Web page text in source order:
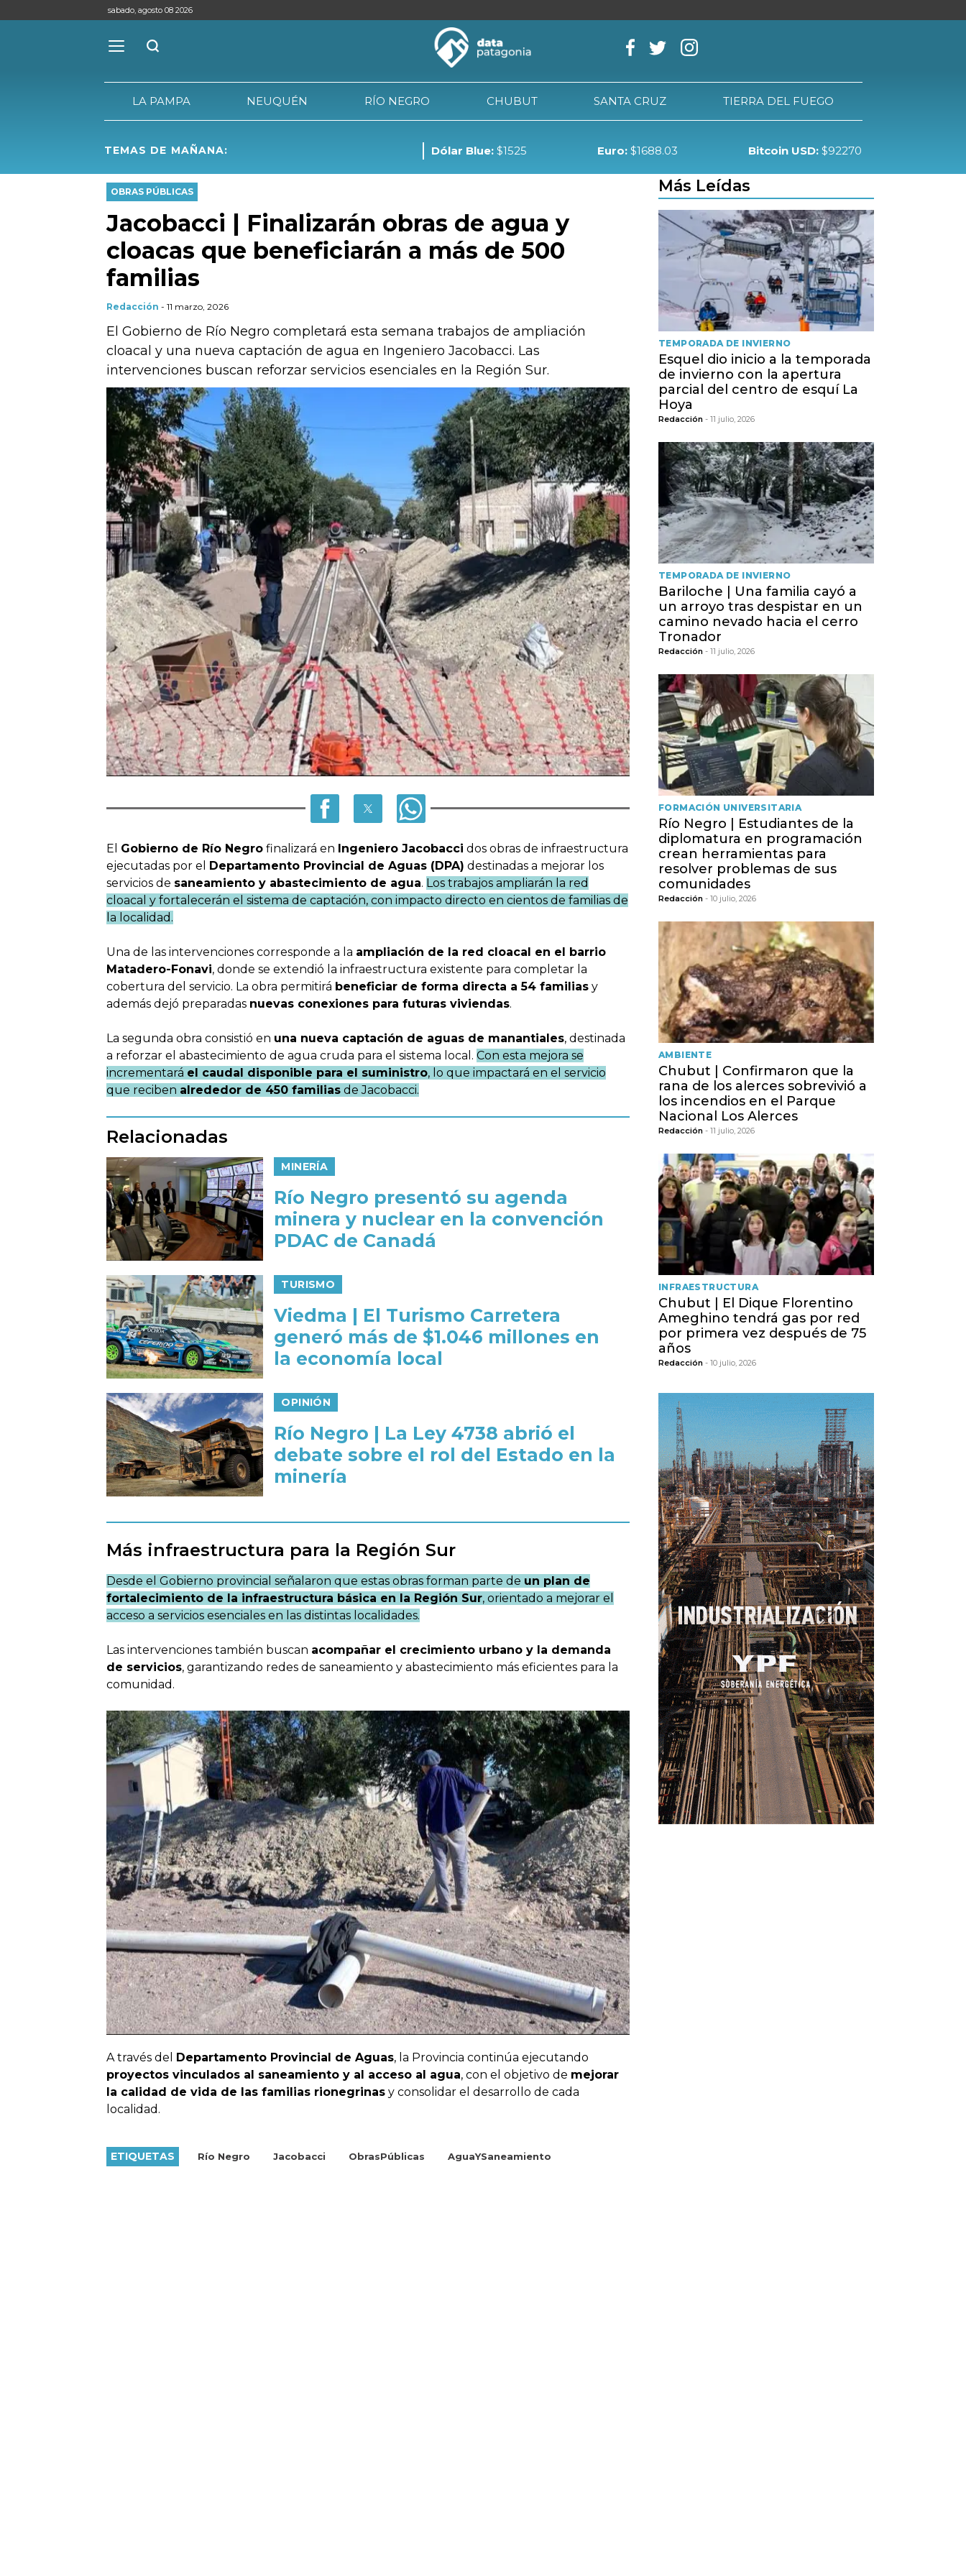
sabado, agosto 08 2026
LA PAMPA NEUQUÉN RÍO NEGRO CHUBUT SANTA CRUZ TIERRA DEL FUEGO
TEMAS DE MAÑANA: Dólar Blue: $1525 Euro: $1688.03 Bitcoin USD: $92270
RÍO NEGRO CHUBUT SANTA CRUZ TIERRA DEL FUEGO
OBRAS PÚBLICAS
Jacobacci | Finalizarán obras de agua y
cloacas que beneficiarán a más de 500
familias
Redacción - 11 marzo, 2026
El Gobierno de Río Negro completará esta semana trabajos de ampliación
cloacal y una nueva captación de agua en Ingeniero Jacobacci. Las
intervenciones buscan reforzar servicios esenciales en la Región Sur.
El Gobierno de Río Negro finalizará en Ingeniero Jacobacci dos obras de infraestructura
ejecutadas por el Departamento Provincial de Aguas (DPA) destinadas a mejorar los
servicios de saneamiento y abastecimiento de agua. Los trabajos ampliarán la red
cloacal y fortalecerán el sistema de captación, con impacto directo en cientos de familias de
la localidad.
Una de las intervenciones corresponde a la ampliación de la red cloacal en el barrio
Matadero-Fonavi, donde se extendió la infraestructura existente para completar la
cobertura del servicio. La obra permitirá beneficiar de forma directa a 54 familias y
además dejó preparadas nuevas conexiones para futuras viviendas.
La segunda obra consistió en una nueva captación de aguas de manantiales, destinada
a reforzar el abastecimiento de agua cruda para el sistema local. Con esta mejora se
incrementará el caudal disponible para el suministro, lo que impactará en el servicio
que reciben alrededor de 450 familias de Jacobacci.
Relacionadas
MINERÍA
Río Negro presentó su agenda
minera y nuclear en la convención
PDAC de Canadá
TURISMO
Viedma | El Turismo Carretera
generó más de $1.046 millones en
la economía local
OPINIÓN
Río Negro | La Ley 4738 abrió el
debate sobre el rol del Estado en la
minería
Más infraestructura para la Región Sur
Desde el Gobierno provincial señalaron que estas obras forman parte de un plan de
fortalecimiento de la infraestructura básica en la Región Sur, orientado a mejorar el
acceso a servicios esenciales en las distintas localidades.
Las intervenciones también buscan acompañar el crecimiento urbano y la demanda
de servicios, garantizando redes de saneamiento y abastecimiento más eficientes para la
comunidad.
A través del Departamento Provincial de Aguas, la Provincia continúa ejecutando
proyectos vinculados al saneamiento y al acceso al agua, con el objetivo de mejorar
la calidad de vida de las familias rionegrinas y consolidar el desarrollo de cada
localidad.
ETIQUETAS Río Negro Jacobacci ObrasPúblicas AguaYSaneamiento
Más Leídas
TEMPORADA DE INVIERNO
Esquel dio inicio a la temporada
de invierno con la apertura
parcial del centro de esquí La
Hoya
Redacción - 11 julio, 2026
TEMPORADA DE INVIERNO
Bariloche | Una familia cayó a
un arroyo tras despistar en un
camino nevado hacia el cerro
Tronador
Redacción - 11 julio, 2026
FORMACIÓN UNIVERSITARIA
Río Negro | Estudiantes de la
diplomatura en programación
crean herramientas para
resolver problemas de sus
comunidades
Redacción - 10 julio, 2026
AMBIENTE
Chubut | Confirmaron que la
rana de los alerces sobrevivió a
los incendios en el Parque
Nacional Los Alerces
Redacción - 11 julio, 2026
INFRAESTRUCTURA
Chubut | El Dique Florentino
Ameghino tendrá gas por red
por primera vez después de 75
años
Redacción - 10 julio, 2026